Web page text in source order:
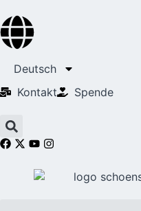
Deutsch
Kontakt
Spende